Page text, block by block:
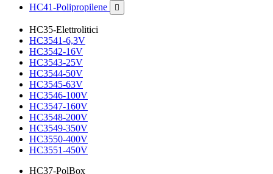
HC41-Polipropilene

HC35-Elettrolitici
HC3541-6,3V
HC3542-16V
HC3543-25V
HC3544-50V
HC3545-63V
HC3546-100V
HC3547-160V
HC3548-200V
HC3549-350V
HC3550-400V
HC3551-450V
HC37-PolBox